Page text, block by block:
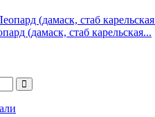
(дамаск, стаб карельская...